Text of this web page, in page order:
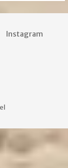
Instagram